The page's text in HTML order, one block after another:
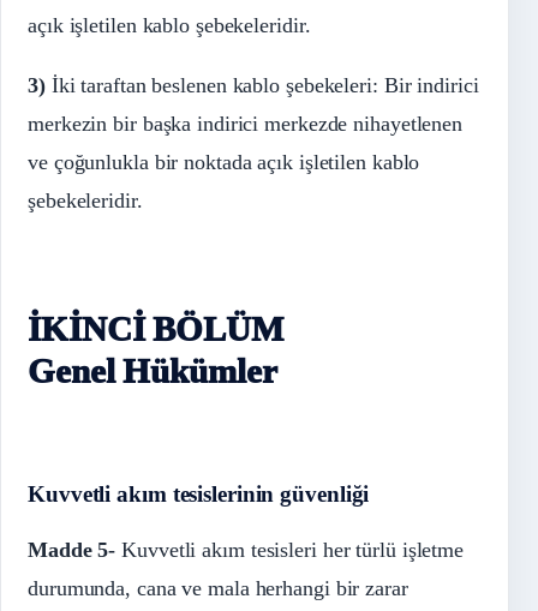
açık işletilen kablo şebekeleridir.
3)İki taraftan beslenen kablo şebekeleri: Bir indirici
merkezin bir başka indirici merkezde nihayetlenen
ve çoğunlukla bir noktada açık işletilen kablo
şebekeleridir.
İKİNCİ BÖLÜM
Genel Hükümler
Kuvvetli akım tesislerinin güvenliği
Madde 5- Kuvvetli akım tesisleri her türlü işletme
durumunda, cana ve mala herhangi bir zarar